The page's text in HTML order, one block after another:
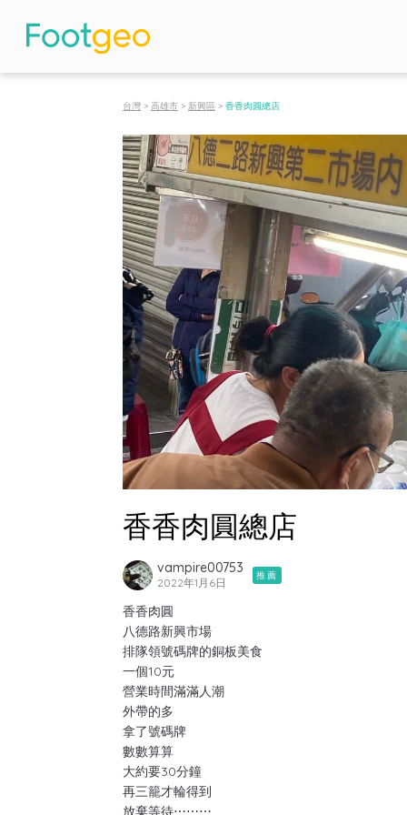
台灣 > 高雄市 > 新興區 > 香香肉圓總店
香香肉圓總店
vampire00753
2022年1月6日
推薦
香香肉圓
八德路新興市場
排隊領號碼牌的銅板美食
一個10元
營業時間滿滿人潮
外帶的多
拿了號碼牌
數數算算
大約要30分鐘
再三籠才輪得到
放棄等待⋯⋯⋯